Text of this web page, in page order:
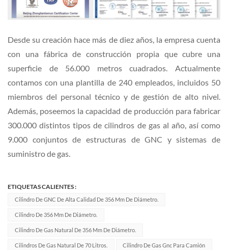
Desde su creación hace más de diez años, la empresa cuenta
con una fábrica de construcción propia que cubre una
superficie de 56.000 metros cuadrados. Actualmente
contamos con una plantilla de 240 empleados, incluidos 50
miembros del personal técnico y de gestión de alto nivel.
Además, poseemos la capacidad de producción para fabricar
300.000 distintos tipos de cilindros de gas al año, así como
9.000 conjuntos de estructuras de GNC y sistemas de
suministro de gas.
ETIQUETAS CALIENTES :
Cilindro De GNC De Alta Calidad De 356 Mm De Diámetro.
Cilindro De 356 Mm De Diámetro.
Cilindro De Gas Natural De 356 Mm De Diámetro.
Cilindros De Gas Natural De 70 Litros. Cilindro De Gas Gnc Para Camión